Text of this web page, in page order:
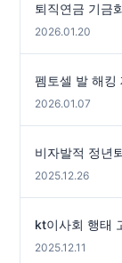
퇴직연금 기금
2026.01.20
펨토셀 발 해킹
2026.01.07
비자발적 정년
2025.12.26
kt이사회 행태
2025.12.11